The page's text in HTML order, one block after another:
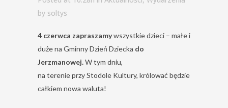
by soltys
4 czerwca zapraszamywszystkie dzieci – małe i
duże na Gminny Dzień Dziecka do
Jerzmanowej.W tym dniu,
na terenie przy Stodole Kultury, królować będzie
całkiem nowa waluta!